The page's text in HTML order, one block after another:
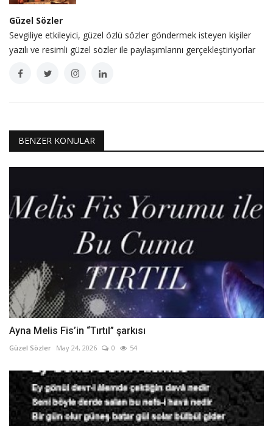
Güzel Sözler
Sevgiliye etkileyici, güzel özlü sözler göndermek isteyen kişiler
yazılı ve resimli güzel sözler ile paylaşımlarını gerçekleştiriyorlar
BENZER KONULAR
Ayna Melis Fis’in “Tırtıl” şarkısı
Güzel Sözler May 24, 2026 0 54